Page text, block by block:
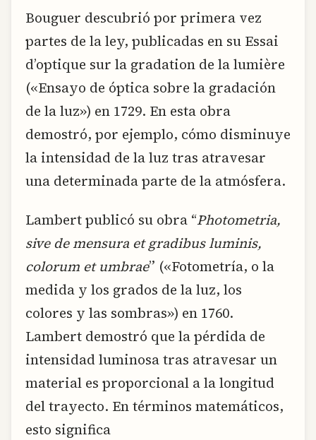
Bouguer descubrió por primera vez
partes de la ley, publicadas en su Essai
d’optique sur la gradation de la lumière
(«Ensayo de óptica sobre la gradación
de la luz») en 1729. En esta obra
demostró, por ejemplo, cómo disminuye
la intensidad de la luz tras atravesar
una determinada parte de la atmósfera.
Lambert publicó su obra “Photometria,
sive de mensura et gradibus luminis,
colorum et umbrae” («Fotometría, o la
medida y los grados de la luz, los
colores y las sombras») en 1760.
Lambert demostró que la pérdida de
intensidad luminosa tras atravesar un
material es proporcional a la longitud
del trayecto. En términos matemáticos,
esto significa